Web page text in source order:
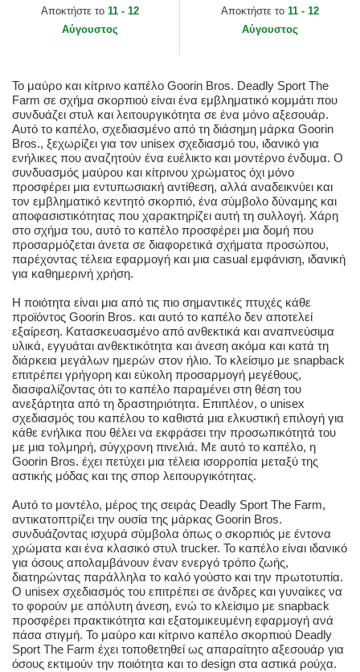
Goorin Bros.
Αποκτήστε το 11 - 12
Αύγουστος
Αποκτήστε το 11 - 12
Αύγουστος
Το μαύρο και κίτρινο καπέλο Goorin Bros. Deadly Sport The
Farm σε σχήμα σκορπιού είναι ένα εμβληματικό κομμάτι που
συνδυάζει στυλ και λειτουργικότητα σε ένα μόνο αξεσουάρ.
Αυτό το καπέλο, σχεδιασμένο από τη διάσημη μάρκα Goorin
Bros., ξεχωρίζει για τον unisex σχεδιασμό του, ιδανικό για
ενήλικες που αναζητούν ένα ευέλικτο και μοντέρνο ένδυμα. Ο
συνδυασμός μαύρου και κίτρινου χρώματος όχι μόνο
προσφέρει μια εντυπωσιακή αντίθεση, αλλά αναδεικνύει και
τον εμβληματικό κεντητό σκορπιό, ένα σύμβολο δύναμης και
αποφασιστικότητας που χαρακτηρίζει αυτή τη συλλογή. Χάρη
στο σχήμα του, αυτό το καπέλο προσφέρει μια δομή που
προσαρμόζεται άνετα σε διαφορετικά σχήματα προσώπου,
παρέχοντας τέλεια εφαρμογή και μια casual εμφάνιση, ιδανική
για καθημερινή χρήση.
Η ποιότητα είναι μια από τις πιο σημαντικές πτυχές κάθε
προϊόντος Goorin Bros. και αυτό το καπέλο δεν αποτελεί
εξαίρεση. Κατασκευασμένο από ανθεκτικά και αναπνεύσιμα
υλικά, εγγυάται ανθεκτικότητα και άνεση ακόμα και κατά τη
διάρκεια μεγάλων ημερών στον ήλιο. Το κλείσιμο με snapback
επιτρέπει γρήγορη και εύκολη προσαρμογή μεγέθους,
διασφαλίζοντας ότι το καπέλο παραμένει στη θέση του
ανεξάρτητα από τη δραστηριότητα. Επιπλέον, ο unisex
σχεδιασμός του καπέλου το καθιστά μια ελκυστική επιλογή για
κάθε ενήλικα που θέλει να εκφράσει την προσωπικότητά του
με μια τολμηρή, σύγχρονη πινελιά. Με αυτό το καπέλο, η
Goorin Bros. έχει πετύχει μια τέλεια ισορροπία μεταξύ της
αστικής μόδας και της σπορ λειτουργικότητας.
Αυτό το μοντέλο, μέρος της σειράς Deadly Sport The Farm,
αντικατοπτρίζει την ουσία της μάρκας Goorin Bros.
συνδυάζοντας ισχυρά σύμβολα όπως ο σκορπιός με έντονα
χρώματα και ένα κλασικό στυλ trucker. Το καπέλο είναι ιδανικό
για όσους απολαμβάνουν έναν ενεργό τρόπο ζωής,
διατηρώντας παράλληλα το καλό γούστο και την πρωτοτυπία.
Ο unisex σχεδιασμός του επιτρέπει σε άνδρες και γυναίκες να
το φορούν με απόλυτη άνεση, ενώ το κλείσιμο με snapback
προσφέρει πρακτικότητα και εξατομικευμένη εφαρμογή ανά
πάσα στιγμή. Το μαύρο και κίτρινο καπέλο σκορπιού Deadly
Sport The Farm έχει τοποθετηθεί ως απαραίτητο αξεσουάρ για
όσους εκτιμούν την ποιότητα και το design στα αστικά ρούχα.